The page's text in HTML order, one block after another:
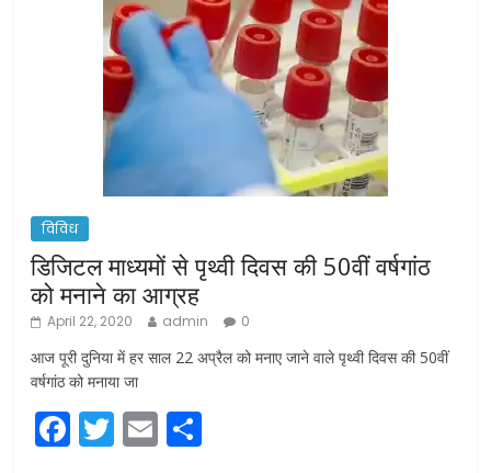
विविध
डिजिटल माध्यमों से पृथ्वी दिवस की 50वीं वर्षगांठ
को मनाने का आग्रह
April 22, 2020 admin 0
आज पूरी दुनिया में हर साल 22 अप्रैल को मनाए जाने वाले पृथ्वी दिवस की 50वीं
वर्षगांठ को मनाया जा
F T E